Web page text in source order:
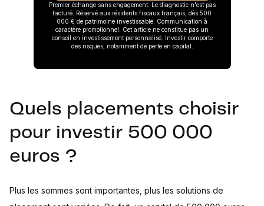
Premier échange sans engagement. Le diagnostic n'est pas
facturé. Réservé aux résidents fiscaux français, dès 500
000 € de patrimoine investissable. Communication à
caractère promotionnel. Cet article ne constitue pas un
conseil en investissement personnalisé. Investir comporte
des risques, notamment de perte en capital.
Quels placements choisir
pour investir 500 000
euros ?
Plus les sommes sont importantes, plus les solutions de